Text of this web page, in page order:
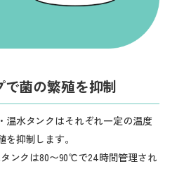
菌の繁殖を抑制
温水タンクはそれぞれ一定の温度
抑制します。
ンクは80〜90℃で24時間管理され